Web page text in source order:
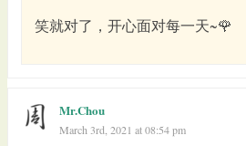
笑就对了，开心面对每一天~🌹
Mr.Chou
March 3rd, 2021 at 08:54 pm